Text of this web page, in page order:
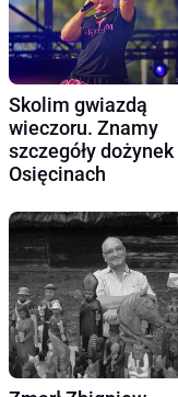
Skolim gwiazdą
wieczoru. Znamy
szczegóły dożynek
Osięcinach